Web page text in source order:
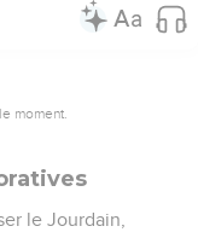
moment.
le Jourdain,